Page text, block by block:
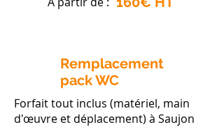
Remplacement
pack WC
Forfait tout inclus (matériel, main
d'œuvre et déplacement) à Saujon